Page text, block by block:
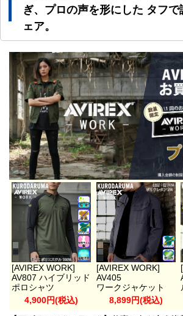
ぎ、プロの声を形にした タフ
ェア。
[AVIREX WORK]
AV807 ハイブリッド
ポロシャツ
4,900円(税込)
[AVIREX WORK]
AV405
ワークジャケット
8,899円(税込)